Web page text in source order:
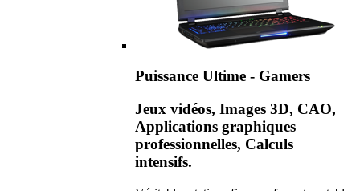
Puissance Ultime - Gamers
Jeux vidéos, Images 3D, CAO,
Applications graphiques
professionnelles, Calculs
intensifs.